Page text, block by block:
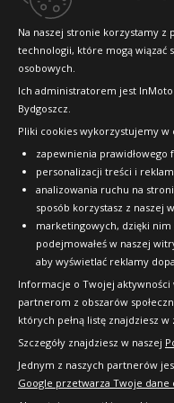
Na naszej stronie korzystamy
technologii, które mogą wiązać
osobowych.
Ich administratorem jest InMoto
Bydgoszcz.
Pliki cookies wykorzystujemy w
zapewnienia prawidłowego
personalizacji treści i
analizowania ruchu na
sposób korzystasz z naszej
marketingowych, dzięki
podejmowałeś w naszej
aby wyświetlać reklamy
Informacje o Twojej
partnerom z obszarów
których pełną listę znajdziesz
Szczegóły znajdziesz w naszej
Jednym z naszych partnerów
Google przetwarza Twoje dane
Raty
FAQ
OFICJALNY